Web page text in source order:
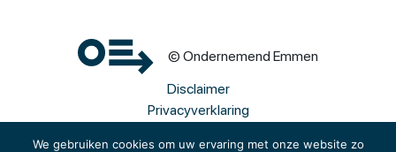
We gebruiken cookies om uw ervaring met onze website zo
© Ondernemend Emmen
Disclaimer
Privacyverklaring